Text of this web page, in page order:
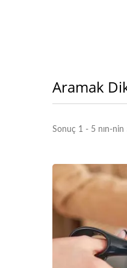
Aramak
Sonuç 1 - 5 nın-nin